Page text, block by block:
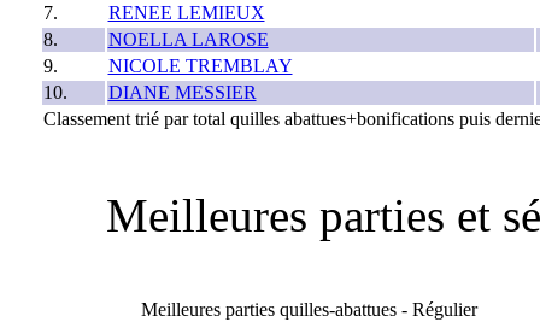
7.
RENEE LEMIEUX
8.
NOELLA LAROSE
9.
NICOLE TREMBLAY
10.
DIANE MESSIER
Classement trié par total quilles abattues+bonifications puis
Meilleures parties et
Meilleures parties quilles-abattues - Régulier